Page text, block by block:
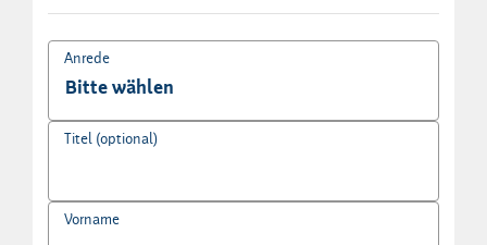
Anrede
Titel (optional)
Vorname